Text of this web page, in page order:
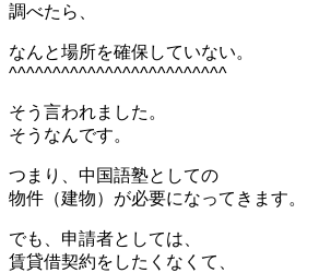
調べたら、
なんと場所を確保していない。
^^^^^^^^^^^^^^^^^^^^^^^^^
そう言われました。
そうなんです。
つまり、中国語塾としての
物件（建物）が必要になってきます。
でも、申請者としては、
賃貸借契約をしたくなくて、